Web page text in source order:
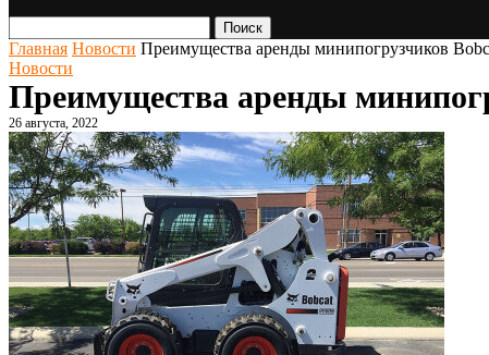
Поиск
Главная Новости Преимущества аренды минипогрузчиков
Новости
Преимущества аренды
26 августа, 2022